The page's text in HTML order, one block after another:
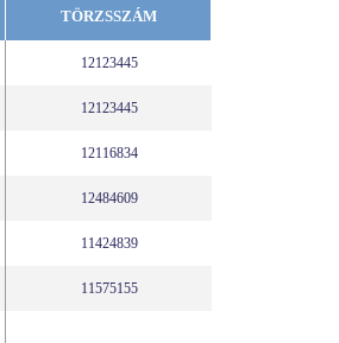
TÖRZSSZÁM
12123445
12123445
12116834
12484609
11424839
11575155